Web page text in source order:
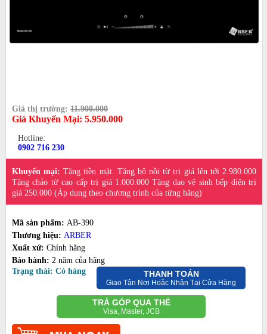
Giá thị trường: 11.900.000
Giá Khuyến Mại: 5.950.000
Hotline:
0902 716 230
Khuyến mại: Tặng tiền mặt. Tặng bộ nồi từ trị giá lên tới 2.980.000
Tặng chảo từ cao cấp trị giá 1.000.000 Tặng dao vệ sinh bếp điện trị
giá 250.000 (Áp dụng theo chương trình của từng hãng)
Mã sản phẩm: AB-390
Thương hiệu: ARBER
Xuất xứ: Chính hãng
Bảo hành: 2 năm của hãng
Trạng thái: Có hàng
THANH TOÁN
Giao Tận Nơi Hoặc Nhận Tại Cửa Hàng
TRẢ GÓP QUA THẺ
Visa, Master, JCB